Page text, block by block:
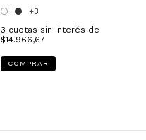
+3
3 cuotas sin interés de
$14.966,67
COMPRAR